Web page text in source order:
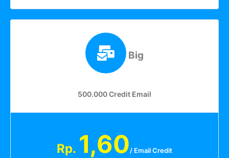
Big
500.000 Credit Email
Rp. 1,60/ Email Credit